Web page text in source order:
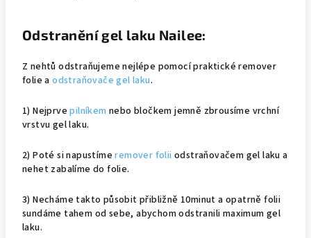
Odstranění gel laku Nailee:
Z nehtů odstraňujeme nejlépe pomocí praktické remover
folie aodstraňovače gel laku.
1) Nejprvepilníkem nebo bločkem jemně zbrousíme vrchní
vrstvu gel laku.
2) Poté si napustímeremover folii odstraňovačem gel laku a
nehet zabalíme do folie.
3) Necháme takto působit přibližně 10minut a opatrně folii
sundáme tahem od sebe, abychom odstranili maximum gel
laku.